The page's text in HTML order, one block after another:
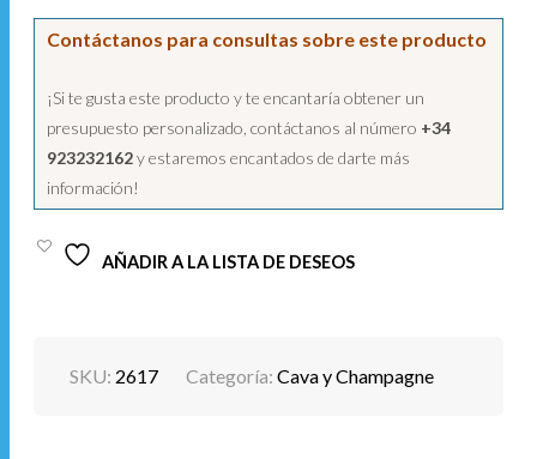
Contáctanos para consultas sobre este producto
¡Si te gusta este producto y te encantaría obtener un
presupuesto personalizado, contáctanos al número +34
923232162y estaremos encantados de darte más
información!
AÑADIR A LA LISTA DE DESEOS
SKU: 2617 Categoría:Cava y Champagne